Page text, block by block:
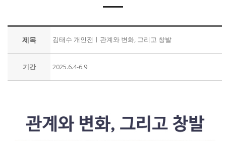
제목 김태수 개인전ㅣ관계와 변화, 그리고 창발
기간 2025.6.4-6.9